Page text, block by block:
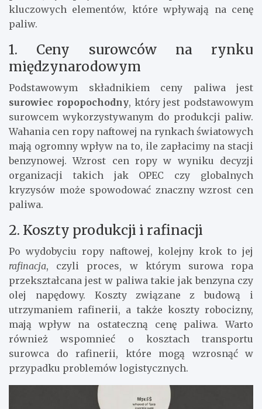
kluczowych elementów, które wpływają na cenę
paliw.
1. Ceny surowców na rynku
międzynarodowym
Podstawowym składnikiem ceny paliwa jest
surowiec ropopochodny, który jest podstawowym
surowcem wykorzystywanym do produkcji paliw.
Wahania cen ropy naftowej na rynkach światowych
mają ogromny wpływ na to, ile zapłacimy na stacji
benzynowej. Wzrost cen ropy w wyniku decyzji
organizacji takich jak OPEC czy globalnych
kryzysów może spowodować znaczny wzrost cen
paliwa.
2. Koszty produkcji i rafinacji
Po wydobyciu ropy naftowej, kolejny krok to jej
rafinacja, czyli proces, w którym surowa ropa
przekształcana jest w paliwa takie jak benzyna czy
olej napędowy. Koszty związane z budową i
utrzymaniem rafinerii, a także koszty robocizny,
mają wpływ na ostateczną cenę paliwa. Warto
również wspomnieć o kosztach transportu
surowca do rafinerii, które mogą wzrosnąć w
przypadku problemów logistycznych.